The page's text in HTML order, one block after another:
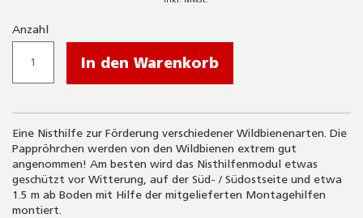
Anzahl
In den Warenkorb
Eine Nisthilfe zur Förderung verschiedener Wildbienenarten. Die
Pappröhrchen werden von den Wildbienen extrem gut
angenommen! Am besten wird das Nisthilfenmodul etwas
geschützt vor Witterung, auf der Süd- / Südostseite und etwa
1.5 m ab Boden mit Hilfe der mitgelieferten Montagehilfen
montiert.